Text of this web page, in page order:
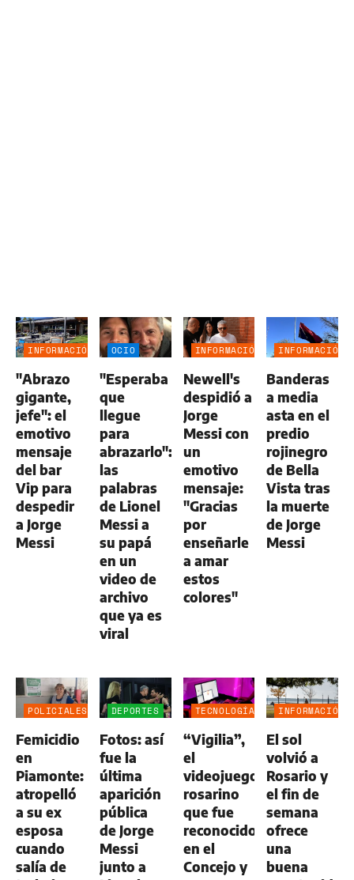
INFORMACIÓN
"Abrazo
gigante,
jefe": el
emotivo
mensaje
del bar
Vip para
despedir
a Jorge
Messi
OCIO
"Esperaba
que
llegue
para
abrazarlo":
las
palabras
de Lionel
Messi a
su papá
en un
video de
archivo
que ya es
viral
INFORMACIÓN
Newell's
despidió a
Jorge
Messi con
un
emotivo
mensaje:
"Gracias
por
enseñarle
a amar
estos
colores"
INFORMACIÓN
Banderas
a media
asta en el
predio
rojinegro
de Bella
Vista tras
la muerte
de Jorge
Messi
POLICIALES
Femicidio
en
Piamonte:
atropelló
a su ex
esposa
cuando
salía de
DEPORTES
Fotos: así
fue la
última
aparición
pública
de Jorge
Messi
junto a
TECNOLOGÍA
“Vigilia”,
el
videojuego
rosarino
que fue
reconocido
en el
Concejo y
INFORMACIÓN
El sol
volvió a
Rosario y
el fin de
semana
ofrece
una
buena